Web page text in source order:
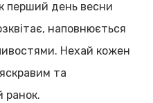
перший день весни
наповнюється
Нехай кожен
та
ранок.